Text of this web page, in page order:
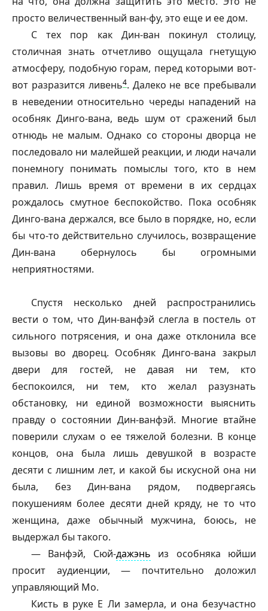
просто величественный ван-фу, это еще и ее дом.
С тех пор как Дин-ван покинул столицу,
столичная знать отчетливо ощущала гнетущую
атмосферу, подобную горам, перед которыми вот-
вот разразится ливень4. Далеко не все пребывали
в неведении относительно череды нападений на
особняк Динго-вана, ведь шум от сражений был
отнюдь не малым. Однако со стороны дворца не
последовало ни малейшей реакции, и люди начали
понемногу понимать помыслы того, кто в нем
правил. Лишь время от времени в их сердцах
рождалось смутное беспокойство. Пока особняк
Динго-вана держался, все было в порядке, но, если
бы что-то действительно случилось, возвращение
Дин-вана обернулось бы огромными
неприятностями.
Спустя несколько дней распространились
вести о том, что Дин-ванфэй слегла в постель от
сильного потрясения, и она даже отклонила все
вызовы во дворец. Особняк Динго-вана закрыл
двери для гостей, не давая ни тем, кто
беспокоился, ни тем, кто желал разузнать
обстановку, ни единой возможности выяснить
правду о состоянии Дин-ванфэй. Многие втайне
поверили слухам о ее тяжелой болезни. В конце
концов, она была лишь девушкой в возрасте
десяти с лишним лет, и какой бы искусной она ни
была, без Дин-вана рядом, подвергаясь
покушениям более десяти дней кряду, не то что
женщина, даже обычный мужчина, боюсь, не
выдержал бы такого.
— Ванфэй, Сюй-дажэнь из особняка юйши
просит аудиенции, — почтительно доложил
управляющий Мо.
Кисть в руке Е Ли замерла, и она безучастно